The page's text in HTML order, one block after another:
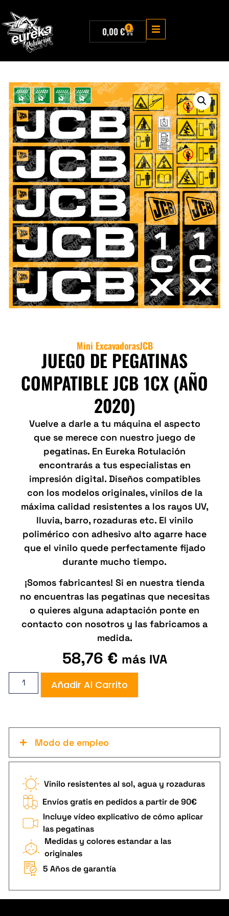
0,00€ 0
Mini ExcavadorasJCB
JUEGO DE PEGATINAS
COMPATIBLE JCB 1CX (AÑO
2020)
Vuelve a darle a tu máquina el aspecto
que se merece con nuestro juego de
pegatinas. En Eureka Rotulación
encontrarás a tus especialistas en
impresión digital. Diseños compatibles
con los modelos originales, vinilos de la
máxima calidad resistentes a los rayos UV,
lluvia, barro, rozaduras etc. El vinilo
polimérico con adhesivo alto agarre hace
que el vinilo quede perfectamente fijado
durante mucho tiempo.
¡Somos fabricantes! Si en nuestra tienda
no encuentras las pegatinas que necesitas
o quieres alguna adaptación ponte en
contacto con nosotros y las fabricamos a
medida.
58,76 € más IVA
Añadir Al Carrito
Modo de empleo
Vinilo resistentes al sol, agua y rozaduras
Envíos gratis en pedidos a partir de 90€
Incluye vídeo explicativo de cómo aplicar
las pegatinas
Medidas y colores estandar a las
originales
5 Años de garantía